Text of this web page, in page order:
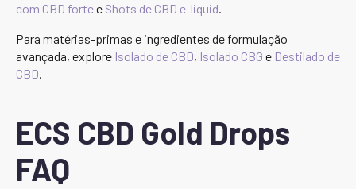
com CBD fortee Shots de CBD e-liquid.
Para matérias-primas e ingredientes de formulação
avançada, explore Isolado de CBD, Isolado CBG e Destilado de
CBD.
ECS CBD Gold Drops
FAQ